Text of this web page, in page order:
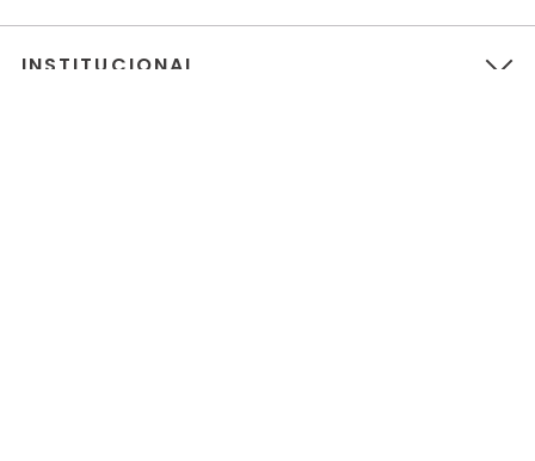
INSTITUCIONAL